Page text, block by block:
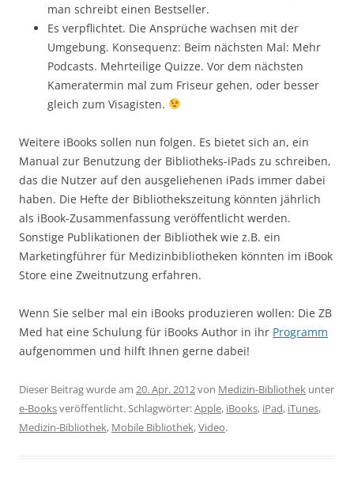
man schreibt einen Bestseller.
Es verpflichtet. Die Ansprüche wachsen mit der
Umgebung. Konsequenz: Beim nächsten Mal: Mehr
Podcasts. Mehrteilige Quizze. Vor dem nächsten
Kameratermin mal zum Friseur gehen, oder besser
gleich zum Visagisten.
Weitere iBooks sollen nun folgen. Es bietet sich an, ein
Manual zur Benutzung der Bibliotheks-iPads zu schreiben,
das die Nutzer auf den ausgeliehenen iPads immer dabei
haben. Die Hefte der Bibliothekszeitung könnten jährlich
als iBook-Zusammenfassung veröffentlicht werden.
Sonstige Publikationen der Bibliothek wie z.B. ein
Marketingführer für Medizinbibliotheken könnten im iBook
Store eine Zweitnutzung erfahren.
Wenn Sie selber mal ein iBooks produzieren wollen: Die ZB
Med hat eine Schulung für iBooks Author in ihr Programm
aufgenommen und hilft Ihnen gerne dabei!
Dieser Beitrag wurde am 20. Apr. 2012von Medizin-Bibliothek unter
e-Booksveröffentlicht. Schlagwörter:Apple, iBooks, iPad, iTunes,
Medizin-Bibliothek, Mobile Bibliothek,Video.